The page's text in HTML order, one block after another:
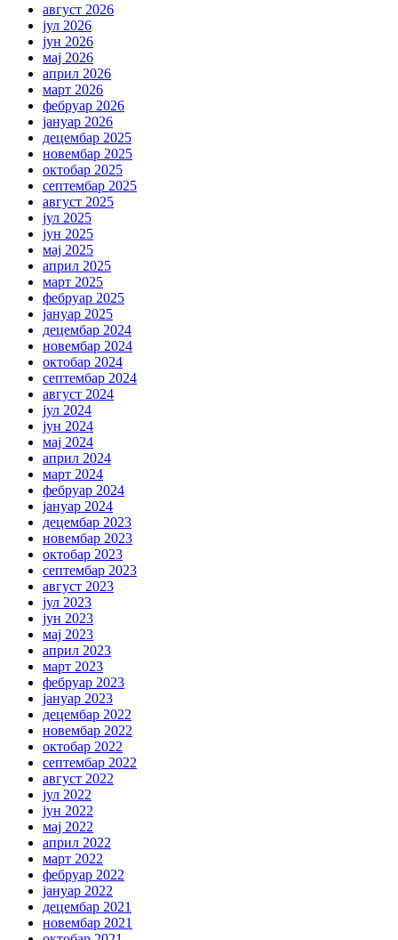
август 2026
јул 2026
јун 2026
мај 2026
април 2026
март 2026
фебруар 2026
јануар 2026
децембар 2025
новембар 2025
октобар 2025
септембар 2025
август 2025
јул 2025
јун 2025
мај 2025
април 2025
март 2025
фебруар 2025
јануар 2025
децембар 2024
новембар 2024
октобар 2024
септембар 2024
август 2024
јул 2024
јун 2024
мај 2024
април 2024
март 2024
фебруар 2024
јануар 2024
децембар 2023
новембар 2023
октобар 2023
септембар 2023
август 2023
јул 2023
јун 2023
мај 2023
април 2023
март 2023
фебруар 2023
јануар 2023
децембар 2022
новембар 2022
октобар 2022
септембар 2022
август 2022
јул 2022
јун 2022
мај 2022
април 2022
март 2022
фебруар 2022
јануар 2022
децембар 2021
новембар 2021